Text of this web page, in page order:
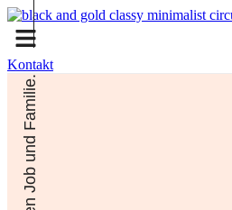
Kontakt